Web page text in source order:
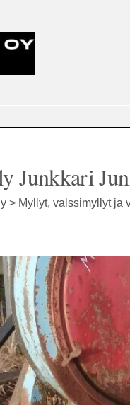
Junkkari
> Myllyt, valssimyllyt ja